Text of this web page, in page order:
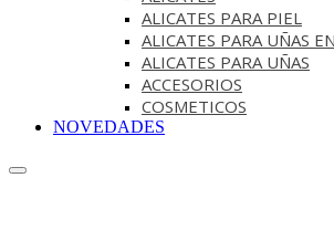
ALICATES PARA PIEL
ALICATES PARA UÑAS
ALICATES PARA UÑAS
ACCESORIOS
COSMETICOS
NOVEDADES